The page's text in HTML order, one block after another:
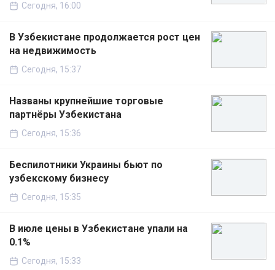
Сегодня, 16:00
В Узбекистане продолжается рост цен
на недвижимость
Сегодня, 15:37
Названы крупнейшие торговые
партнёры Узбекистана
Сегодня, 15:36
Беспилотники Украины бьют по
узбекскому бизнесу
Сегодня, 15:35
В июле цены в Узбекистане упали на
0.1%
Сегодня, 15:33